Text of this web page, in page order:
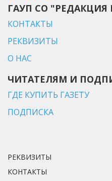
ГАУП СО "РЕДАКЦИЯ
КОНТАКТЫ
РЕКВИЗИТЫ
О НАС
ЧИТАТЕЛЯМ И
ГДЕ КУПИТЬ ГАЗЕТУ
ПОДПИСКА
РЕКВИЗИТЫ
КОНТАКТЫ